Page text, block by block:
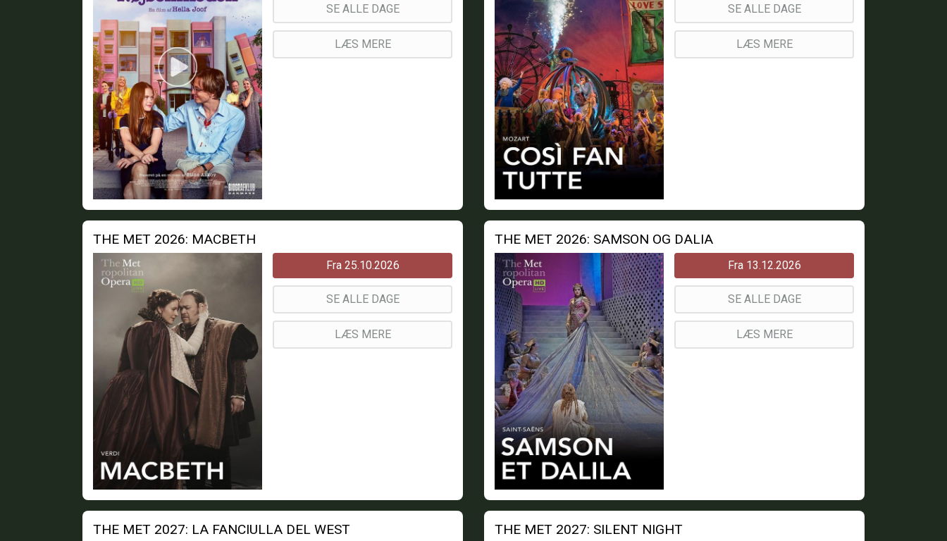
SE ALLE DAGE
LÆS MERE
SE ALLE DAGE
LÆS MERE
THE MET 2026: MACBETH
Fra 25.10.2026
SE ALLE DAGE
LÆS MERE
THE MET 2026: SAMSON OG DALIA
Fra 13.12.2026
SE ALLE DAGE
LÆS MERE
THE MET 2027: LA FANCIULLA DEL WEST THE MET 2027: SILENT NIGHT